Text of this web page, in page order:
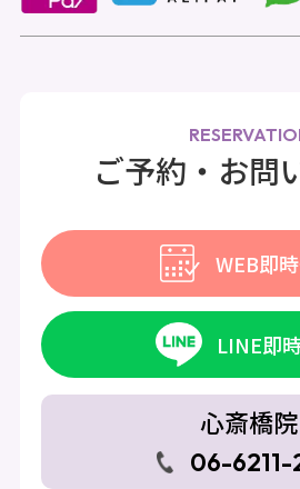
ご予約・お問
LINE即
WEB即
心斎橋院
06-6211-